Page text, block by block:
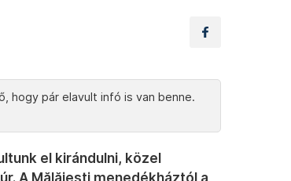
hogy pár elavult infó is van benne.
el kirándulni, közel
A Mălăiești menedékháztól a